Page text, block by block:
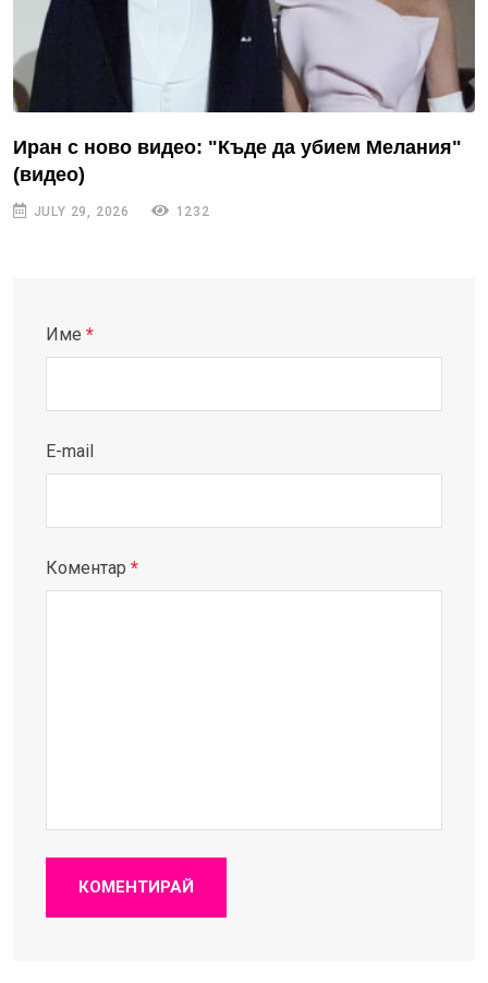
Иран с ново видео: "Къде да убием Мелания"
(видео)
JULY 29, 2026 1232
Име *
E-mail
Коментар *
КОМЕНТИРАЙ